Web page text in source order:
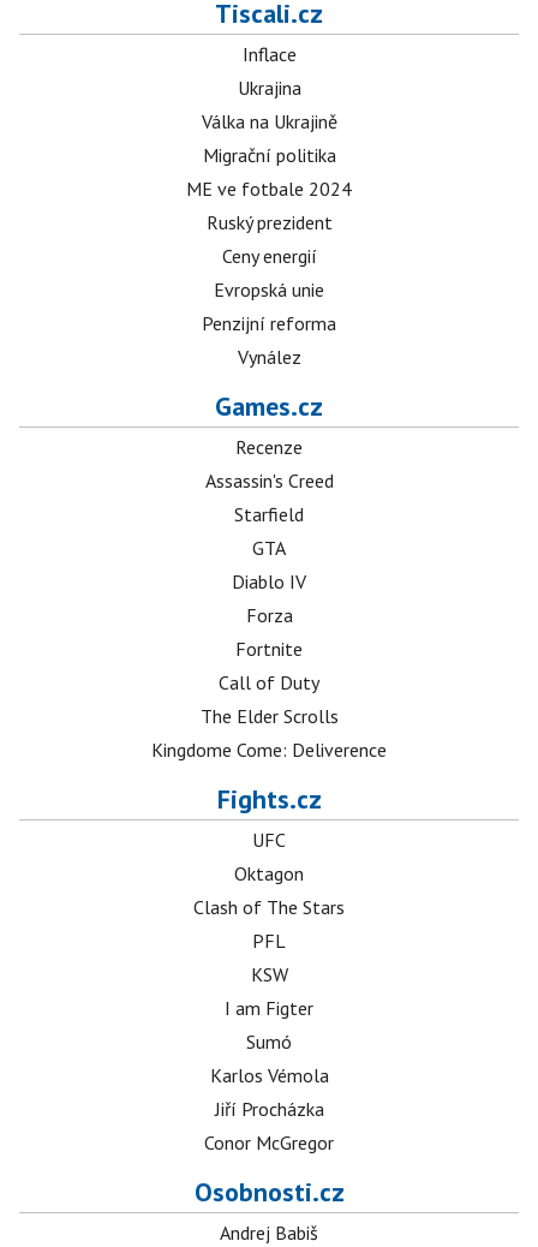
Tiscali.cz
Inflace
Ukrajina
Válka na Ukrajině
Migrační politika
ME ve fotbale 2024
Ruský prezident
Ceny energií
Evropská unie
Penzijní reforma
Vynález
Games.cz
Recenze
Assassin's Creed
Starfield
GTA
Diablo IV
Forza
Fortnite
Call of Duty
The Elder Scrolls
Kingdome Come: Deliverence
Fights.cz
UFC
Oktagon
Clash of The Stars
PFL
KSW
I am Figter
Sumó
Karlos Vémola
Jiří Procházka
Conor McGregor
Osobnosti.cz
Andrej Babiš